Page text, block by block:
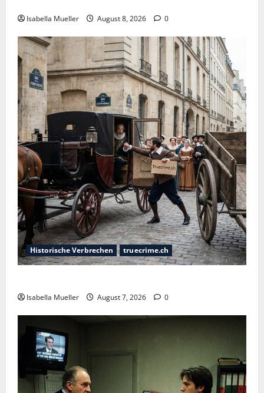
Isabella Mueller August 8, 2026 0
Historische Verbrechen truecrime.ch
Isabella Mueller August 7, 2026 0